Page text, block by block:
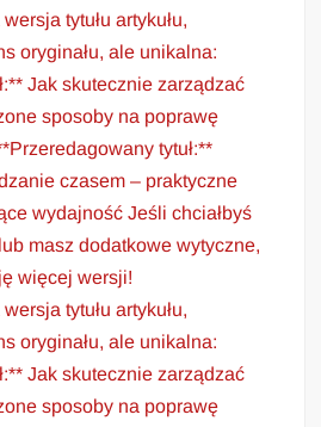
tytułu artykułu,
oryginału, ale unikalna:
Jak skutecznie zarządzać
sposoby na poprawę
tytuł:**
czasem – praktyczne
wydajność Jeśli chciałbyś
masz dodatkowe wytyczne,
więcej wersji!
tytułu artykułu,
oryginału, ale unikalna:
Jak skutecznie zarządzać
sposoby na poprawę